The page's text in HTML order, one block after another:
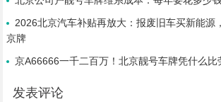
2026北京汽车补贴再放大：报废旧车买新能源
京牌
京A66666一千二百万！北京靓号车牌凭什么
发表评论